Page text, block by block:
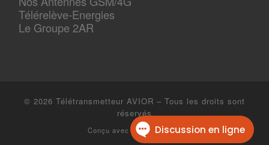
Télérelève-Energies
Le Groupe 2AR
© 2026 Télétransmetteur AVIOR – Tous les droits sont
réservés
Conçu avec Customizr Pro